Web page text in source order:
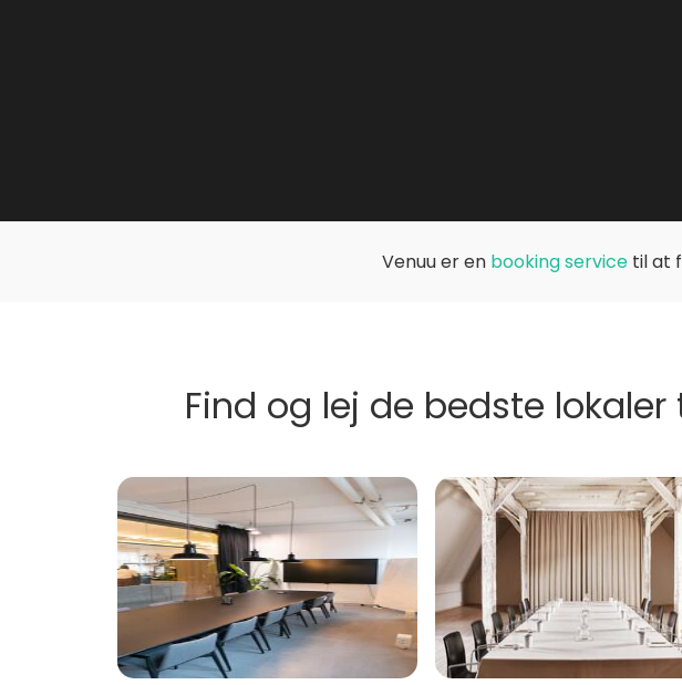
Venuu er en booking servicetil at
Find og lej de bedste